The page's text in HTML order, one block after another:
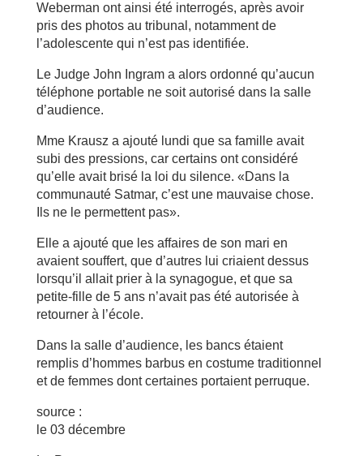
Weberman ont ainsi été interrogés, après avoir
pris des photos au tribunal, notamment de
l’adolescente qui n’est pas identifiée.
Le Judge John Ingram a alors ordonné qu’aucun
téléphone portable ne soit autorisé dans la salle
d’audience.
Mme Krausz a ajouté lundi que sa famille avait
subi des pressions, car certains ont considéré
qu’elle avait brisé la loi du silence. «Dans la
communauté Satmar, c’est une mauvaise chose.
Ils ne le permettent pas».
Elle a ajouté que les affaires de son mari en
avaient souffert, que d’autres lui criaient dessus
lorsqu’il allait prier à la synagogue, et que sa
petite-fille de 5 ans n’avait pas été autorisée à
retourner à l’école.
Dans la salle d’audience, les bancs étaient
remplis d’hommes barbus en costume traditionnel
et de femmes dont certaines portaient perruque.
source :
le 03 décembre